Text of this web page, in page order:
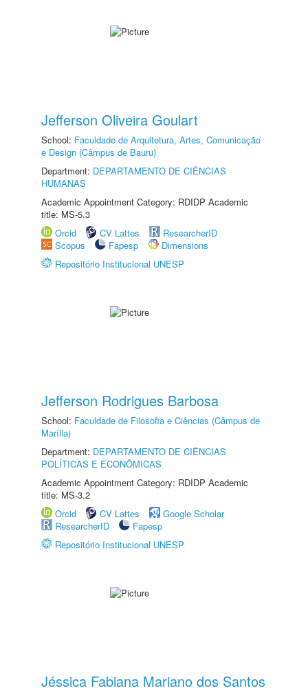
Jefferson Oliveira Goulart
School: Faculdade de Arquitetura, Artes, Comunicação
e Design (Câmpus de Bauru)
Department: DEPARTAMENTO DE CIÊNCIAS
HUMANAS
Academic Appointment Category: RDIDP Academic
title: MS-5.3
Orcid
CV Lattes
ResearcherID
Scopus
Fapesp
Dimensions
Repositório Institucional UNESP
Jefferson Rodrigues Barbosa
School: Faculdade de Filosofia e Ciências (Câmpus de
Marília)
Department: DEPARTAMENTO DE CIÊNCIAS
POLÍTICAS E ECONÔMICAS
Academic Appointment Category: RDIDP Academic
title: MS-3.2
Orcid
CV Lattes
Google Scholar
ResearcherID
Fapesp
Repositório Institucional UNESP
Jéssica Fabiana Mariano dos Santos